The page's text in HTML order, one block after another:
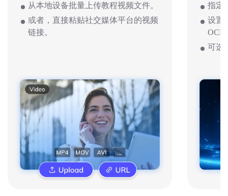
从本地设备批量上传教程视频文件。
或者，直接粘贴社交媒体平台的视频
链接。
指定
设置
OCR
可选